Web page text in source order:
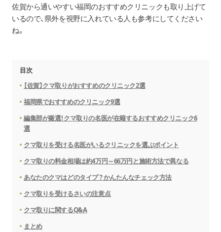
佐賀から通いやすい福岡のおすすめクリニックも取り上げて
いるので、県外を視野に入れている人も参考にしてください
ね。
目次
【佐賀】クマ取りがおすすめのクリニック2選
福岡県でおすすめのクリニック9選
編集部が厳選！クマ取りの名医が在籍するおすすめクリニック6
選
クマ取りを受ける名医がいるクリニックを選ぶポイント
クマ取りの料金相場は約4万円～66万円と施術方法で異なる
あなたのクマはどのタイプ？かんたんなチェック方法
クマ取りを受けるさいの注意点
クマ取りに関するQ&A
まとめ